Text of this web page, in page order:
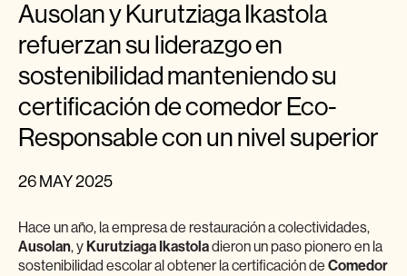
Ausolan y Kurutziaga Ikastola
refuerzan su liderazgo en
sostenibilidad manteniendo su
certificación de comedor Eco-
Responsable con un nivel superior
26 MAY 2025
Hace un año, la empresa de restauración a colectividades,
Ausolan, y Kurutziaga Ikastoladieron un paso pionero en la
sostenibilidad escolar al obtener la certificación de Comedor